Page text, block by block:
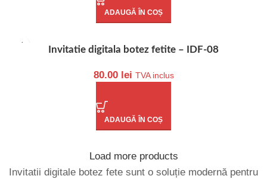
ADAUGĂ ÎN COȘ
Invitatie digitala botez fetite – IDF-08
80.00 lei TVA inclus
ADAUGĂ ÎN COȘ
Load more products
Invitatii digitale botez fete sunt o soluție modernă pentru